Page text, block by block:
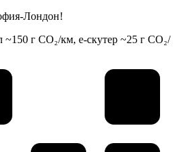
Лондон!
г CO₂/км, е-скутер ~25 г CO₂/